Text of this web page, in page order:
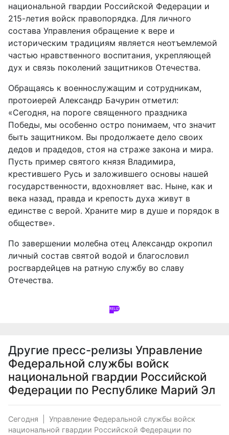
национальной гвардии Российской Федерации и
215-летия войск правопорядка. Для личного
состава Управления обращение к вере и
историческим традициям является неотъемлемой
частью нравственного воспитания, укрепляющей
дух и связь поколений защитников Отечества.
Обращаясь к военнослужащим и сотрудникам,
протоиерей Александр Бачурин отметил:
«Сегодня, на пороге священного праздника
Победы, мы особенно остро понимаем, что значит
быть защитником. Вы продолжаете дело своих
дедов и прадедов, стоя на страже закона и мира.
Пусть пример святого князя Владимира,
крестившего Русь и заложившего основы нашей
государственности, вдохновляет вас. Ныне, как и
века назад, правда и крепость духа живут в
единстве с верой. Храните мир в душе и порядок в
обществе».
По завершении молебна отец Александр окропил
личный состав святой водой и благословил
росгвардейцев на ратную службу во славу
Отечества.
Другие пресс-релизы Управление
Федеральной службы войск
национальной гвардии Российской
Федерации по Республике Марий Эл
Сегодня
Управление Федеральной службы войск
национальной гвардии Российской Федерации по